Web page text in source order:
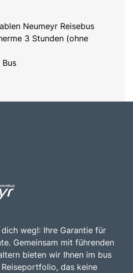
Neumeyr Reisebus
3 Stunden (ohne
Bus
weg!: Ihre Garantie für
Gemeinsam mit führenden
bieten wir Ihnen im bus
das keine